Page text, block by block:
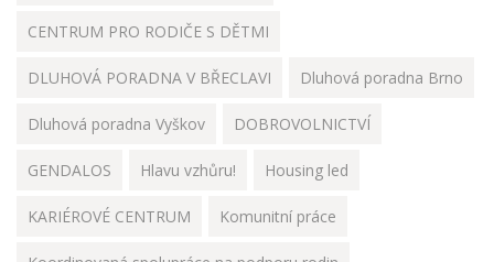
CENTRUM PRO RODIČE S DĚTMI
DLUHOVÁ PORADNA V BŘECLAVI Dluhová poradna Brno
Dluhová poradna Vyškov DOBROVOLNICTVÍ
GENDALOS Hlavu vzhůru! Housing led
KARIÉROVÉ CENTRUM Komunitní práce